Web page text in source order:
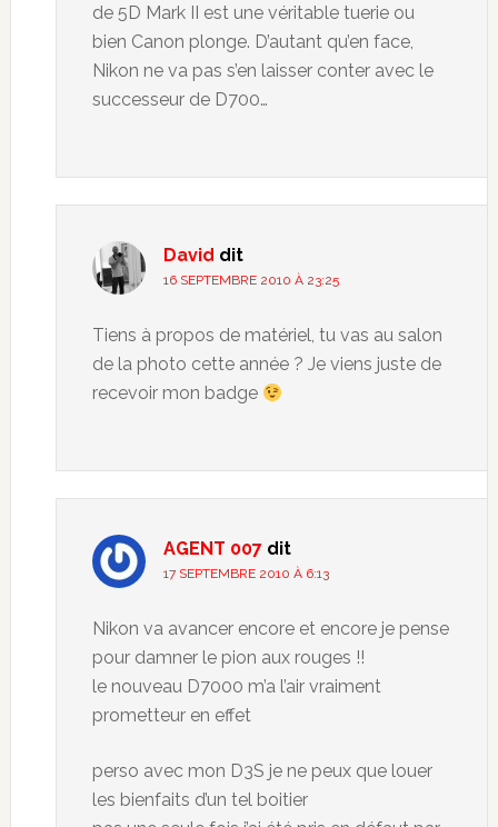
de 5D Mark II est une véritable tuerie ou
bien Canon plonge. D’autant qu’en face,
Nikon ne va pas s’en laisser conter avec le
successeur de D700…
David dit
16 SEPTEMBRE 2010 À 23:25
Tiens à propos de matériel, tu vas au salon
de la photo cette année ? Je viens juste de
recevoir mon badge
AGENT 007 dit
17 SEPTEMBRE 2010 À 6:13
Nikon va avancer encore et encore je pense
pour damner le pion aux rouges !!
le nouveau D7000 m’a l’air vraiment
prometteur en effet
perso avec mon D3S je ne peux que louer
les bienfaits d’un tel boitier